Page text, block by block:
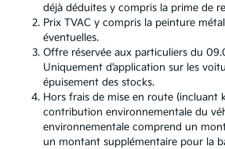
déjà déduites y compris la prime de
Prix TVAC y compris la peinture
éventuelles.
Offre réservée aux particuliers du
Uniquement d’application sur les
épuisement des stocks.
Hors frais de mise en route (incluant
contribution environnementale du
environnementale comprend un
un montant supplémentaire pour la